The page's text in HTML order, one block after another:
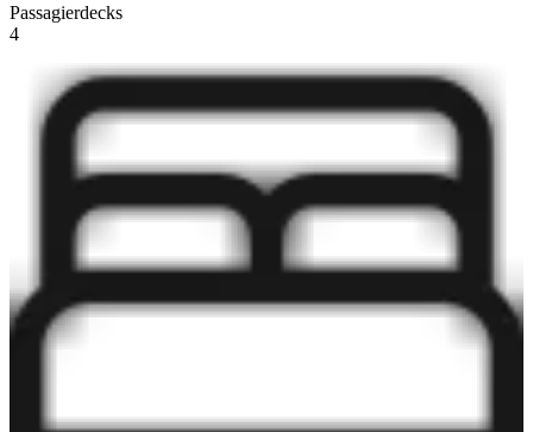
Passagierdecks
4